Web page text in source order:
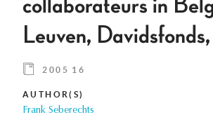
collaborateurs in
Leuven,
2005 16
AUTHOR(S)
Frank Seberechts